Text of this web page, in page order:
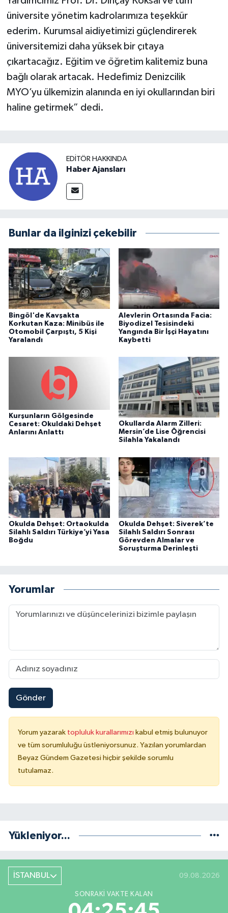
üniversite yönetim kadrolarımıza teşekkür
ederim. Kurumsal aidiyetimizi güçlendirerek
üniversitemizi daha yüksek bir çıtaya
çıkartacağız. Eğitim ve öğretim kalitemiz buna
bağlı olarak artacak. Hedefimiz Denizcilik
MYO’yu ülkemizin alanında en iyi okullarından biri
haline getirmek” dedi.
EDITÖR HAKKINDA
Haber Ajansları
Bunlar da ilginizi çekebilir
Bingöl'de Kavşakta
Korkutan Kaza: Minibüs ile
Otomobil Çarpıştı, 5 Kişi
Yaralandı
Alevlerin Ortasında Facia:
Biyodizel Tesisindeki
Yangında Bir İşçi Hayatını
Kaybetti
Kurşunların Gölgesinde
Cesaret: Okuldaki Dehşet
Anlarını Anlattı
Okullarda Alarm Zilleri:
Mersin’de Lise Öğrencisi
Silahla Yakalandı
Okulda Dehşet: Ortaokulda
Silahlı Saldırı Türkiye’yi Yasa
Boğdu
Okulda Dehşet: Siverek’te
Silahlı Saldırı Sonrası
Görevden Almalar ve
Soruşturma Derinleşti
Yorumlar
Gönder
Yorum yazarak topluluk kurallarımızı kabul etmiş bulunuyor
ve tüm sorumluluğu üstleniyorsunuz. Yazılan yorumlardan
Beyaz Gündem Gazetesi hiçbir şekilde sorumlu
tutulamaz.
Yükleniyor...
İSTANBUL 09.08.2026
SONRAKI VAKTE KALAN